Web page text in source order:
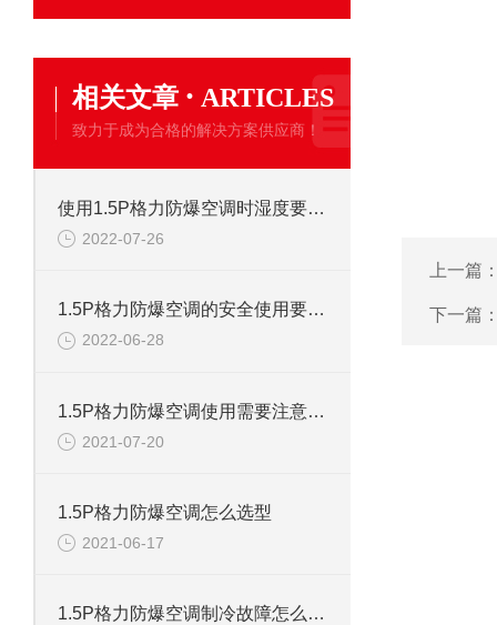
相关文章 · ARTICLES
致力于成为合格的解决方案供应商！
使用1.5P格力防爆空调时湿度要控制在多少？
2022-07-26
1.5P格力防爆空调的安全使用要注意些什么？
2022-06-28
1.5P格力防爆空调使用需要注意什么吗？
2021-07-20
1.5P格力防爆空调怎么选型
2021-06-17
1.5P格力防爆空调制冷故障怎么办，别急我来教你
上一篇
下一篇